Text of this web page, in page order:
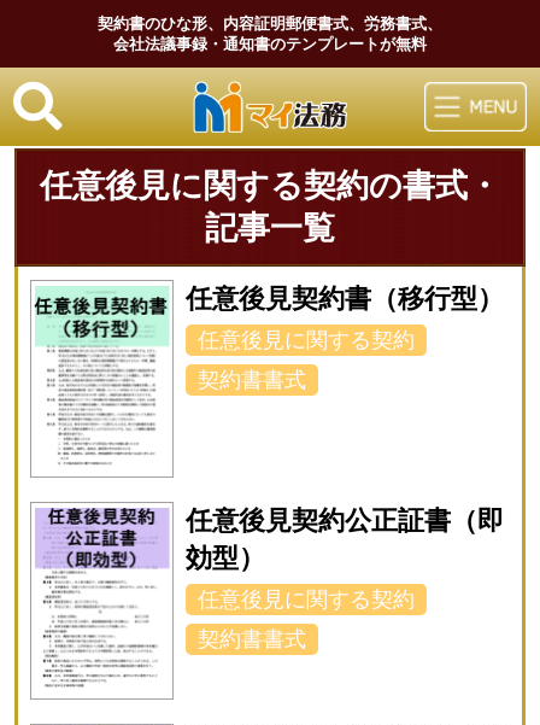
契約書のひな形、内容証明郵便書式、労務書式、
会社法議事録・通知書のテンプレートが無料
マイ法務
任意後見に関する契約の書式・
記事一覧
任意後見契約書（移行型）
任意後見に関する契約
契約書書式
任意後見契約公正証書（即
効型）
任意後見に関する契約
契約書書式